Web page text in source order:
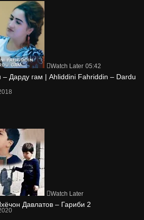
Watch Later 05:42
Дарду гам | Ahliddini Fahriddin – Dardu
Watch Later
Давлатов – Гариби 2